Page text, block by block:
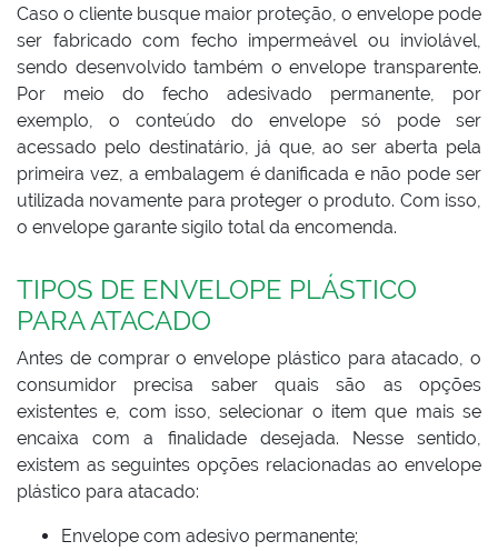
Caso o cliente busque maior proteção, o envelope pode
ser fabricado com fecho impermeável ou inviolável,
sendo desenvolvido também o envelope transparente.
Por meio do fecho adesivado permanente, por
exemplo, o conteúdo do envelope só pode ser
acessado pelo destinatário, já que, ao ser aberta pela
primeira vez, a embalagem é danificada e não pode ser
utilizada novamente para proteger o produto. Com isso,
o envelope garante sigilo total da encomenda.
TIPOS DE ENVELOPE PLÁSTICO
PARA ATACADO
Antes de comprar o envelope plástico para atacado, o
consumidor precisa saber quais são as opções
existentes e, com isso, selecionar o item que mais se
encaixa com a finalidade desejada. Nesse sentido,
existem as seguintes opções relacionadas ao envelope
plástico para atacado:
Envelope com adesivo permanente;